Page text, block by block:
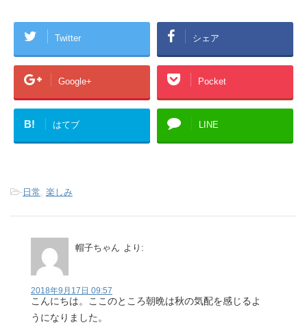
Twitter シェア
Google+ Pocket
B! はてブ LINE
-日常 楽しみ
帽子ちゃん より:
2018年9月17日 09:57
こんにちは。ここのところ朝晩は秋の気配を感じるよ
うになりました。